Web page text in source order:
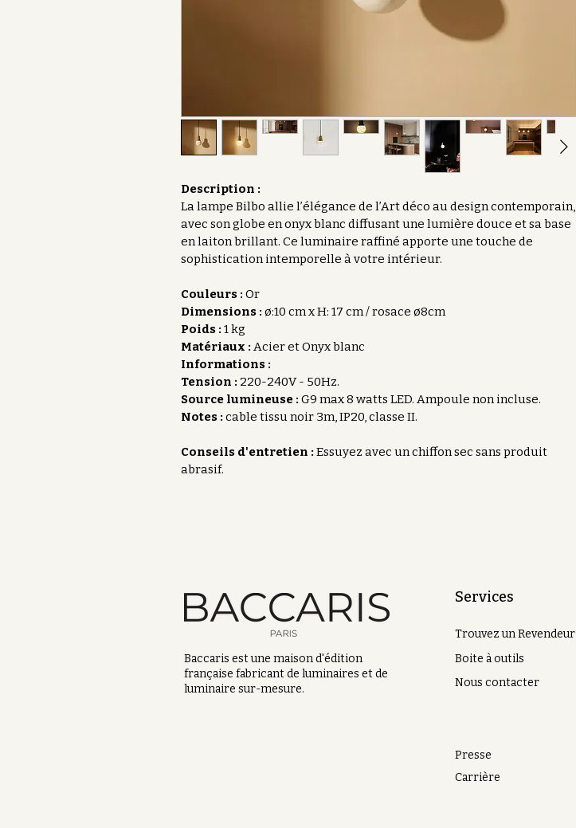
Description :
La lampe Bilbo allie l’élégance de l’Art déco au design contemporain,
avec son globe en onyx blanc diffusant une lumière douce et sa base
en laiton brillant. Ce luminaire raffiné apporte une touche de
sophistication intemporelle à votre intérieur.
Couleurs : Or
Dimensions : ø:10 cm x H: 17 cm / rosace ø8cm
Poids : 1 kg
Matériaux : Acier et Onyx blanc
Informations :
Tension : 220-240V - 50Hz.
Source lumineuse : G9 max 8 watts LED. Ampoule non incluse.
Notes : cable tissu noir 3m, IP20, classe II.
Conseils d'entretien : Essuyez avec un chiffon sec sans produit
abrasif.
Baccaris est une maison d'édition
française fabricant de luminaires et de
luminaire sur-mesure.
Services
Trouvez un Revendeur
Boite à outils
Nous contacter
Presse
Carrière